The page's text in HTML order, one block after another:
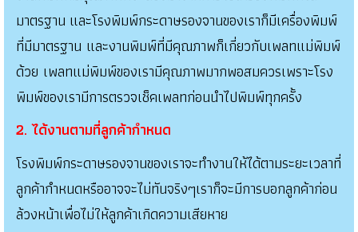
มาตรฐาน และโรงพิมพ์กระดาษรองจานของเราก็มีเครื่องพิมพ์
ที่มีมาตรฐาน และงานพิมพ์ที่มีคุณภาพก็เกี่ยวกับเพลทแม่พิมพ์
ด้วย เพลทแม่พิมพ์ของเรามีคุณภาพมากพอสมควรเพราะโรง
พิมพ์ของเรามีการตรวจเช็คเพลทก่อนนำไปพิมพ์ทุกครั้ง
2. ได้งานตามที่ลูกค้ากำหนด
โรงพิมพ์กระดาษรองจานของเราจะทำงานให้ได้ตามระยะเวลาที่
ลูกค้ากำหนดหรืออาจจะไม่ทันจริงๆเราก็จะมีการบอกลูกค้าก่อน
ล้วงหน้าเพื่อไม่ให้ลูกค้าเกิดความเสียหาย